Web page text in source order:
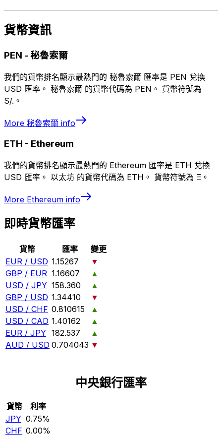
貨幣資訊
PEN - 秘魯索爾
我們的貨幣排名顯示最熱門的 秘魯索爾 匯率是 PEN 兌換
USD 匯率。 秘魯索爾 的貨幣代碼為 PEN。 貨幣符號為
S/.。
More 秘魯索爾 info
ETH - Ethereum
我們的貨幣排名顯示最熱門的 Ethereum 匯率是 ETH 兌換
USD 匯率。 以太坊 的貨幣代碼為 ETH。 貨幣符號為 Ξ。
More Ethereum info
即時貨幣匯率
貨幣 匯率
變更
EUR / USD 1.15267
▼
GBP / EUR 1.16607
▲
USD / JPY 158.360
▲
GBP / USD 1.34410
▼
USD / CHF 0.810615
▲
USD / CAD 1.40162
▲
EUR / JPY 182.537
▲
AUD / USD 0.704043 ▼
中央銀行匯率
貨幣
利率
JPY 0.75%
CHF 0.00%